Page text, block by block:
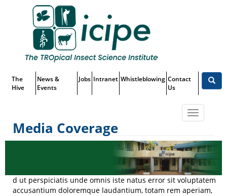
Menu
The
Hive
News &
Events
Jobs Intranet Whistleblowing Contact
Us
Toggle
Media Coverage
d ut perspiciatis unde omnis iste natus error sit voluptatem
accusantium doloremque laudantium, totam rem aperiam,